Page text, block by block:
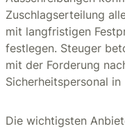
Zuschlagserteilung
mit langfristigen
festlegen. Steuger
mit der Forderung
Sicherheitspersonal
Die wichtigsten